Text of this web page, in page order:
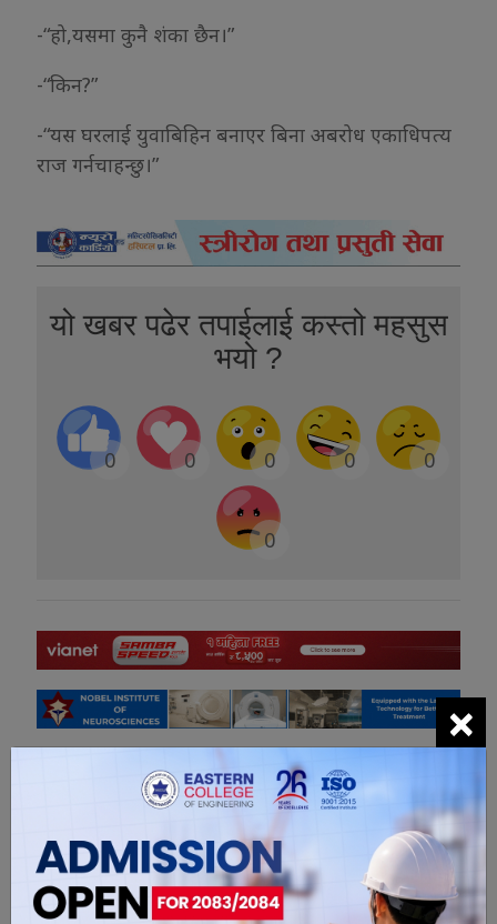
-“हो,यसमा कुनै शंका छैन।”
-“किन?”
-“यस घरलाई युवाबिहिन बनाएर बिना अबरोध एकाधिपत्य
राज गर्नचाहन्छु।”
यो खबर पढेर तपाईलाई कस्तो महसुस
भयो ?
0 0 0 0 0
0
×